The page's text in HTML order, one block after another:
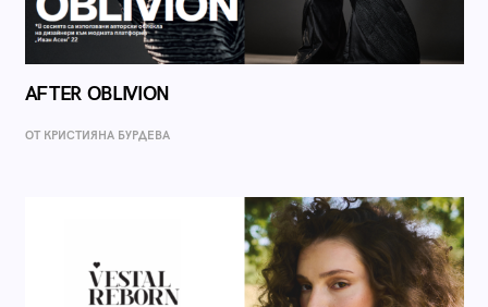
AFTER OBLIVION
ОТ КРИСТИЯНА БУРДЕВА